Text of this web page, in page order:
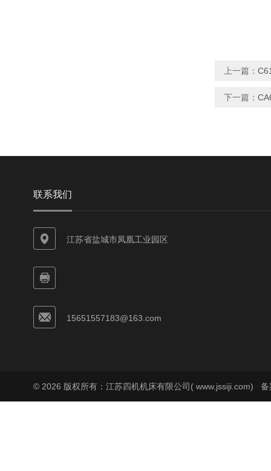
上一篇：
下一篇：
联系我们
江苏省盐城市凤凰工业园区
15651557183@163.com
© 2026 版权所有：江苏四机机床有限公司( www.jssiji.com) 备